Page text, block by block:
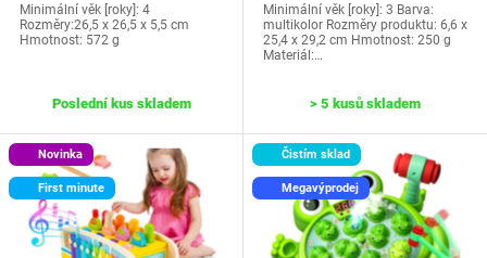
Minimální věk [roky]: 4
Rozměry:26,5 x 26,5 x 5,5 cm
Hmotnost: 572 g
Poslední kus skladem
Minimální věk [roky]: 3 Barva:
multikolor Rozměry produktu: 6,6 x
25,4 x 29,2 cm Hmotnost: 250 g
Materiál:…
> 5 kusů skladem
Novinka
First minute
Čistím sklad
Megavýprodej